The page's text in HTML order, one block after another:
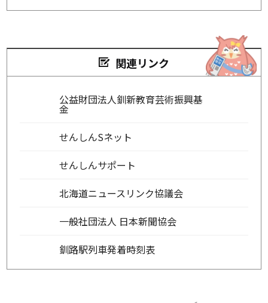
関連リンク
公益財団法人釧新教育芸術振興基
金
せんしんSネット
せんしんサポート
北海道ニュースリンク協議会
一般社団法人 日本新聞協会
釧路駅列車発着時刻表